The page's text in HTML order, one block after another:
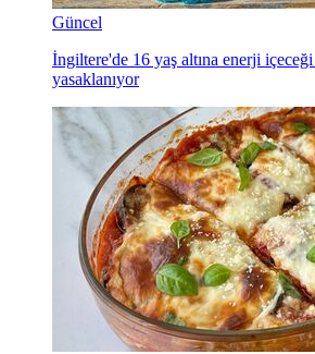
Güncel
İngiltere'de 16 yaş altına enerji içeceği
yasaklanıyor